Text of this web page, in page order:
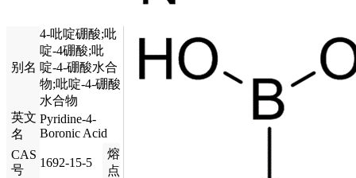
别名
4-吡啶硼酸;吡
啶-4硼酸;吡
啶-4-硼酸水合
物;吡啶-4-硼酸
水合物
英文
名
Pyridine-4-
Boronic Acid
CAS
号
1692-15-5
熔
点